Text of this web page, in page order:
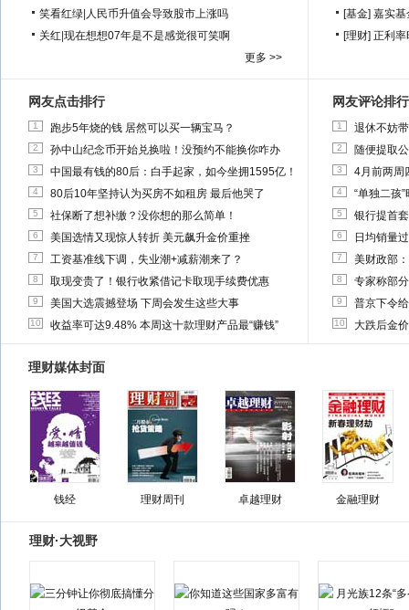
笑看红绿 人民币升值会导致股市上涨吗
关红 现在想想07年是不是感觉很可笑啊
更多 >>
[基金] 嘉实基
[理财] 正利率
网友点击排行
1 跑步5年烧的钱 居然可以买一辆宝马？
2 孙中山纪念币开始兑换啦！没预约不能换你咋办
3 中国最有钱的80后：白手起家，如今坐拥1595亿！
4 80后10年坚持认为买房不如租房 最后他哭了
5 社保断了想补缴？没你想的那么简单！
6 美国选情又现惊人转折 美元飙升金价重挫
7 工资基准线下调，失业潮+减薪潮来了？
8 取现变贵了！银行收紧借记卡取现手续费优惠
9 美国大选震撼登场 下周会发生这些大事
10 收益率可达9.48% 本周这十款理财产品最“赚钱”
网友评论排行
1 退休不妨
2 随便提取
3 4月前两周
4 “单独二孩
5 银行提首
6 日均销量
7 美财政部
8 专家称部
9 普京下令
10 大跌后金
理财媒体封面
钱经 理财周刊 卓越理财 金融理财
理财·大视野